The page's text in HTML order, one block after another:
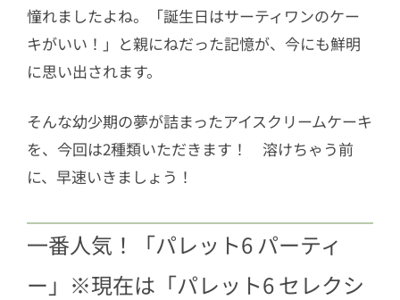
憧れましたよね。「誕生日はサーティワンのケー
キがいい！」と親にねだった記憶が、今にも鮮明
に思い出されます。
そんな幼少期の夢が詰まったアイスクリームケーキ
を、今回は2種類いただきます！ 溶けちゃう前
に、早速いきましょう！
一番人気！「パレット6 パーティ
ー」※現在は「パレット6 セレクシ